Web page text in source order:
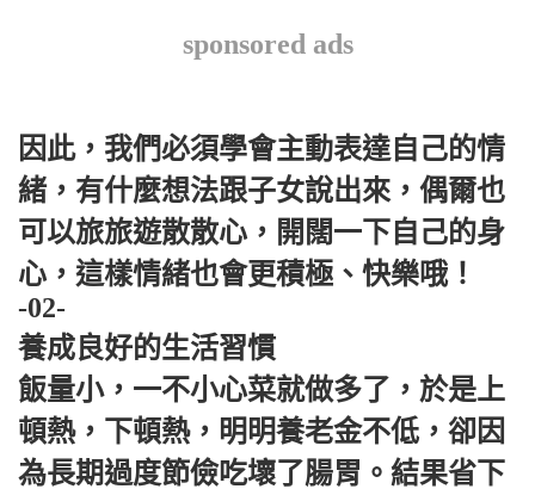
sponsored ads
因此，我們必須學會主動表達自己的情
緒，有什麼想法跟子女說出來，偶爾也
可以旅旅遊散散心，開闊一下自己的身
心，這樣情緒也會更積極、快樂哦！
-02-
養成良好的生活習慣
飯量小，一不小心菜就做多了，於是上
頓熱，下頓熱，明明養老金不低，卻因
為長期過度節儉吃壞了腸胃。結果省下